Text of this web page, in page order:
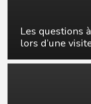
Les questions
lors d’une